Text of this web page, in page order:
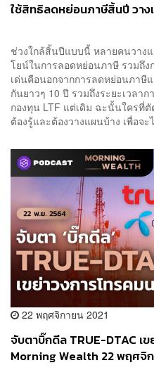
ใช้สิทธิลดหย่อนภาษีสิ้นปี วาง
ช่วงใกล้สิ้นปีแบบนี้ หลายคนวาง
โยน์ในการลอดหย่อนภาษี รวมถึ
เด่นคือนอกจากการลดหย่อนภาษี
กันยาวๆ 10 ปี รวมถึงระยะเวลา
กองทุน LTF แต่เดิม ฉะนั้นใครที่
ต้องรู้และต้องวางแผนบ้าง เพื่อจะ
22 พฤศจิกายน 2021
จับตาบิ๊กดีล TRUE-DTAC เ
Morning Wealth 22 พฤศจิ